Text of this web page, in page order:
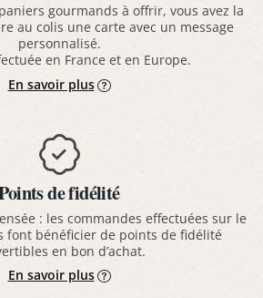
gourmands à offrir, vous avez la
au colis une carte avec un message
personnalisé.
en France et en Europe.
En savoir plus
de fidélité
: les commandes effectuées sur le
font bénéficier de points de fidélité
en bon d’achat.
En savoir plus